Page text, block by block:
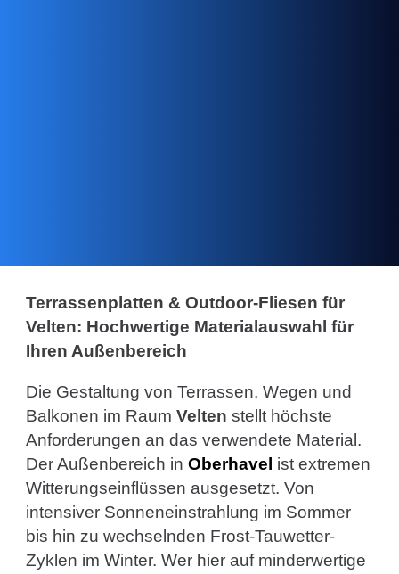
Terrassenplatten & Outdoor-Fliesen für
Velten: Hochwertige Materialauswahl für
Ihren Außenbereich
Die Gestaltung von Terrassen, Wegen und
Balkonen im Raum Velten stellt höchste
Anforderungen an das verwendete Material.
Der Außenbereich in Oberhavel ist extremen
Witterungseinflüssen ausgesetzt. Von
intensiver Sonneneinstrahlung im Sommer
bis hin zu wechselnden Frost-Tauwetter-
Zyklen im Winter. Wer hier auf minderwertige